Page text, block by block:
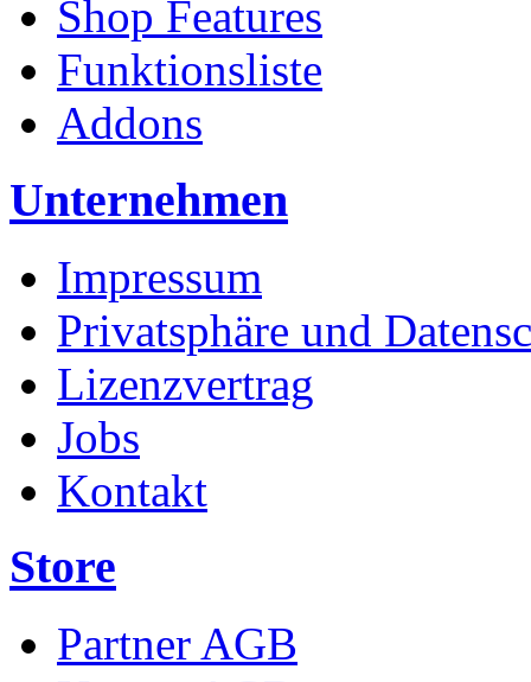
Shop Features
Funktionsliste
Addons
Unternehmen
Impressum
Privatsphäre und
Lizenzvertrag
Jobs
Kontakt
Store
Partner AGB